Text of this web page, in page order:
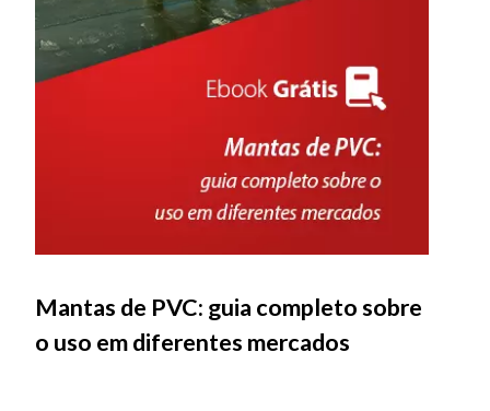
Mantas de PVC: guia completo sobre
o uso em diferentes mercados